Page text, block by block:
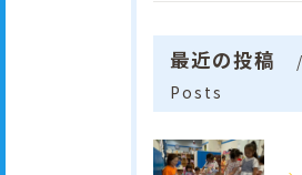
最近の投稿
Posts